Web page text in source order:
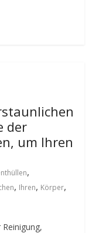
der
um Ihren
,
, Ihren, Körper,